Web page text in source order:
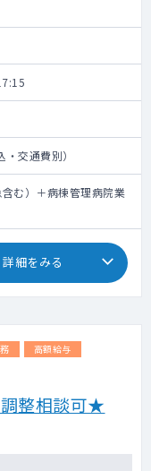
交通費別）
む）＋病棟管理病院業
詳細をみる
高額給与
整相談可★